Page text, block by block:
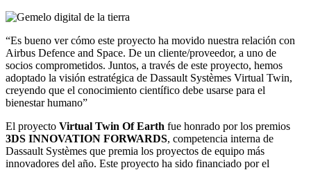
“Es bueno ver cómo este proyecto ha movido nuestra relación con
Airbus Defence and Space. De un cliente/proveedor, a uno de
socios comprometidos. Juntos, a través de este proyecto, hemos
adoptado la visión estratégica de Dassault Systèmes Virtual Twin,
creyendo que el conocimiento científico debe usarse para el
bienestar humano”
El proyecto Virtual Twin Of Earth fue honrado por los premios
3DS INNOVATION FORWARDS, competencia interna de
Dassault Systèmes que premia los proyectos de equipo más
innovadores del año. Este proyecto ha sido financiado por el